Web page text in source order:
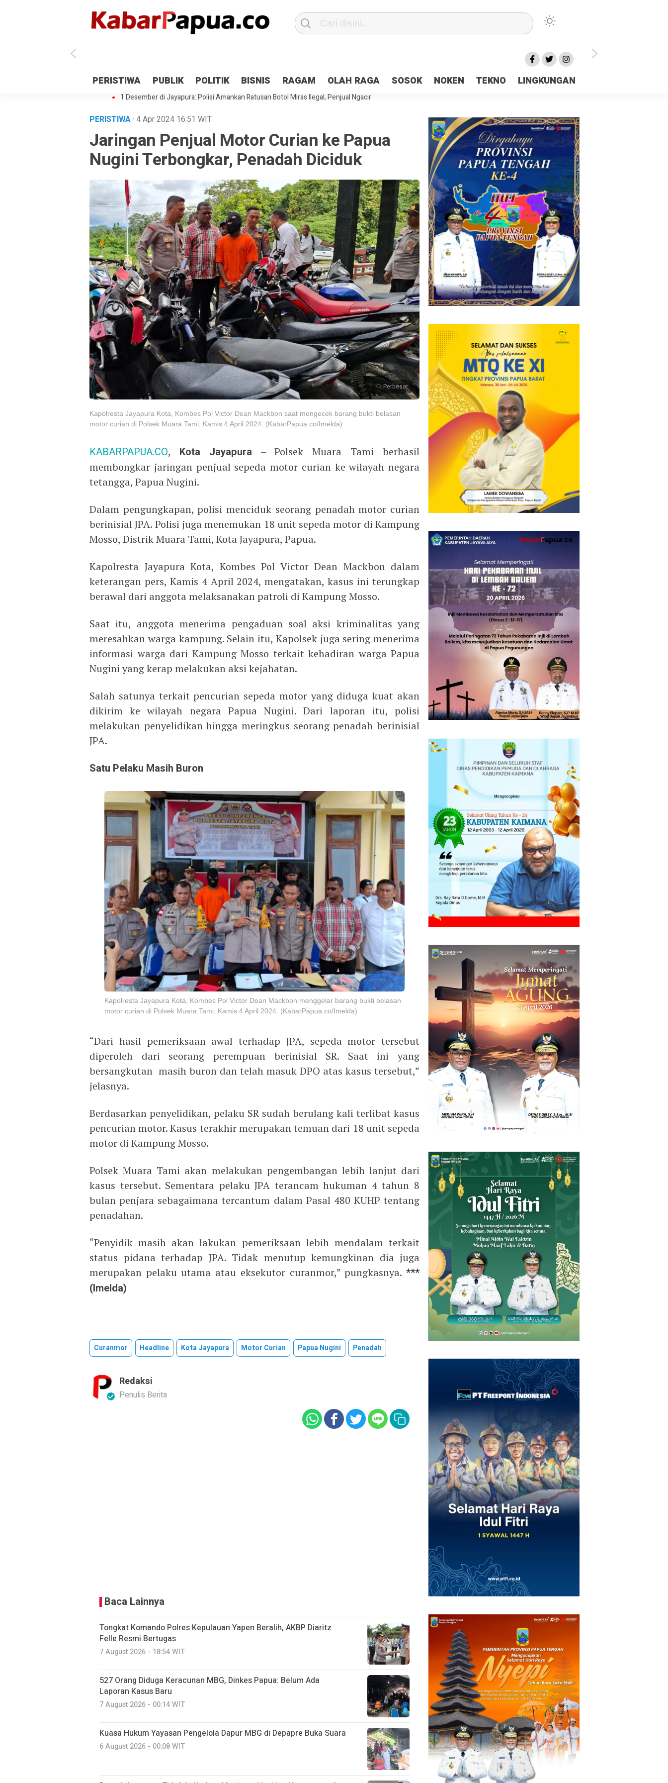
PERISTIWA PUBLIK POLITIK BISNIS RAGAM OLAH RAGA SOSOK NOKEN TEKNO LINGKUNGAN
Antisipasi 1 Desember, TNI Polri Patroli 2×24 jam di Kota Jayapura
Pesan Sejuk Polri di Deklarasi Pemilu Ceria Tanah Papua
Gedung Perpustakaan SMPN 5 Sentani Terbakar
Hibah Pilkada Jayapura Cair 10 Persen, Deposit Kas Daerah Rp23 Miliar Disorot
1 Desember di Jayapura: Polisi Amankan Ratusan Botol Miras Ilegal, Penjual Ngacir
PERISTIWA· 4 Apr 2024 16:51 WIT
Jaringan Penjual Motor Curian ke Papua
Nugini Terbongkar, Penadah Diciduk
Perbesar
Kapolresta Jayapura Kota, Kombes Pol Victor Dean Mackbon saat mengecek barang bukti belasan
motor curian di Polsek Muara Tami, Kamis 4 April 2024. (KabarPapua.co/Imelda)
KABARPAPUA.CO, Kota Jayapura – Polsek Muara Tami berhasil
membongkar jaringan penjual sepeda motor curian ke wilayah negara
tetangga, Papua Nugini.
Dalam pengungkapan, polisi menciduk seorang penadah motor curian
berinisial JPA. Polisi juga menemukan 18 unit sepeda motor di Kampung
Mosso, Distrik Muara Tami, Kota Jayapura, Papua.
Kapolresta Jayapura Kota, Kombes Pol Victor Dean Mackbon dalam
keterangan pers, Kamis 4 April 2024, mengatakan, kasus ini terungkap
berawal dari anggota melaksanakan patroli di Kampung Mosso.
Saat itu, anggota menerima pengaduan soal aksi kriminalitas yang
meresahkan warga kampung. Selain itu, Kapolsek juga sering menerima
informasi warga dari Kampung Mosso terkait kehadiran warga Papua
Nugini yang kerap melakukan aksi kejahatan.
Salah satunya terkait pencurian sepeda motor yang diduga kuat akan
dikirim ke wilayah negara Papua Nugini. Dari laporan itu, polisi
melakukan penyelidikan hingga meringkus seorang penadah berinisial
JPA.
Satu Pelaku Masih Buron
Kapolresta Jayapura Kota, Kombes Pol Victor Dean Mackbon menggelar barang bukti belasan
motor curian di Polsek Muara Tami, Kamis 4 April 2024. (KabarPapua.co/Imelda)
“Dari hasil pemeriksaan awal terhadap JPA, sepeda motor tersebut
diperoleh dari seorang perempuan berinisial SR. Saat ini yang
bersangkutan masih buron dan telah masuk DPO atas kasus tersebut,”
jelasnya.
Berdasarkan penyelidikan, pelaku SR sudah berulang kali terlibat kasus
pencurian motor. Kasus terakhir merupakan temuan dari 18 unit sepeda
motor di Kampung Mosso.
Polsek Muara Tami akan melakukan pengembangan lebih lanjut dari
kasus tersebut. Sementara pelaku JPA terancam hukuman 4 tahun 8
bulan penjara sebagaimana tercantum dalam Pasal 480 KUHP tentang
penadahan.
“Penyidik masih akan lakukan pemeriksaan lebih mendalam terkait
status pidana terhadap JPA. Tidak menutup kemungkinan dia juga
merupakan pelaku utama atau eksekutor curanmor,” pungkasnya. ***
(Imelda)
Curanmor Headline Kota Jayapura Motor Curian Papua Nugini Penadah
Redaksi
Penulis Berita
Baca Lainnya
Tongkat Komando Polres Kepulauan Yapen Beralih, AKBP Diaritz
Felle Resmi Bertugas
7 August 2026 - 18:54 WIT
527 Orang Diduga Keracunan MBG, Dinkes Papua: Belum Ada
Laporan Kasus Baru
7 August 2026 - 00:14 WIT
Kuasa Hukum Yayasan Pengelola Dapur MBG di Depapre Buka Suara
6 August 2026 - 00:08 WIT